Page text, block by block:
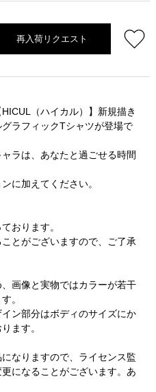
再入荷リクエスト
（ハイカル）】新規描き
ラフィックTシャツが登場で
ラは、あなたと過ごせる時間
に加えてください。
おります。
とがございますので、ご了承
画像と実物ではカラーが若干
。
ン部分はボディのサイズにか
ます。
なりますので、ライセンス監
になることがございます。あ